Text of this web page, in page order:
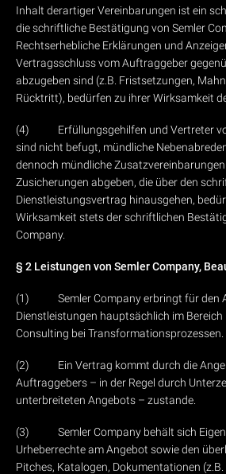
Inhalt derartiger Vereinbarungen ist ein
die schriftliche Bestätigung von Semler
Rechtserhebliche Erklärungen und
Vertragsschluss vom Auftraggeber
abzugeben sind (z.B. Fristsetzungen,
Rücktritt), bedürfen zu ihrer Wirksamkeit
(4) Erfüllungsgehilfen und Vertreter
sind nicht befugt, mündliche
dennoch mündliche
Zusicherungen abgeben, die über den
Dienstleistungsvertrag hinausgehen,
Wirksamkeit stets der schriftlichen
Company.
§ 2 Leistungen von Semler Company,
(1) Semler Company erbringt für den
Dienstleistungen hauptsächlich im
Consulting bei Transformationsprozessen.
(2) Ein Vertrag kommt durch die
Auftraggebers – in der Regel durch
unterbreiteten Angebots – zustande.
(3) Semler Company behält sich
Urheberrechte am Angebot sowie den
Pitches, Katalogen, Dokumentationen